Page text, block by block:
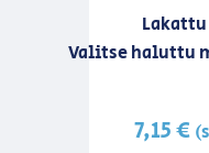
Valitse haluttu
7,15€